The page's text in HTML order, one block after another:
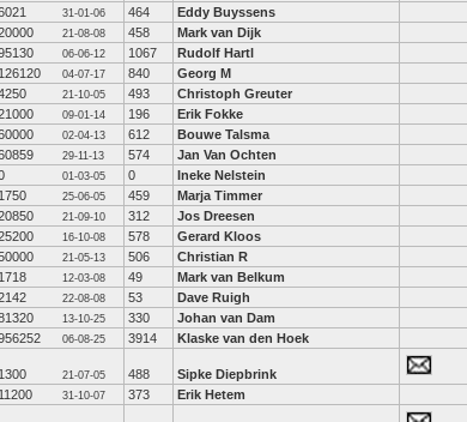
31-01-06 464 Eddy Buyssens
21-08-08 458 Mark van Dijk
06-06-12 1067 Rudolf Hartl
126120 04-07-17 840 Georg M
21-10-05 493 Christoph Greuter
09-01-14 196 Erik Fokke
02-04-13 612 Bouwe Talsma
29-11-13 574 Jan Van Ochten
01-03-05 0 Ineke Nelstein
1750 25-06-05 459 Marja Timmer
21-09-10 312 Jos Dreesen
16-10-08 578 Gerard Kloos
21-05-13 506 Christian R
1718 12-03-08 49 Mark van Belkum
22-08-08 53 Dave Ruigh
13-10-25 330 Johan van Dam
06-08-25 3914 Klaske van den Hoek
1300 21-07-05 488 Sipke Diepbrink
11200 31-10-07 373 Erik Hetem